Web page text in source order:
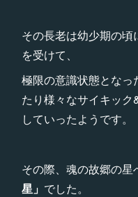
その長老は幼少期の
を受けて、
極限の意識状態とな
たり様々なサイキッ
していったようです。
その際、魂の故郷の
星」 でした。